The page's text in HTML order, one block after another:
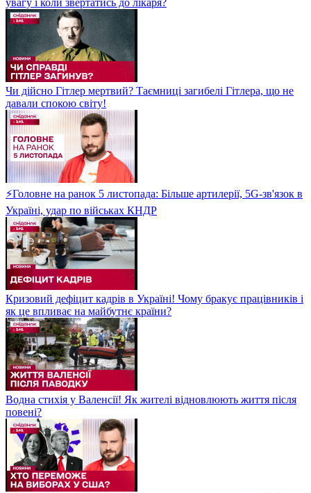
Чи дійсно Гітлер мертвий? Таємниці загибелі Гітлера, що не
давали спокою світу!
⚡Головне на ранок 5 листопада: Більше артилерії, 5G-зв'язок в
Україні, удар по військах КНДР
Кризовий дефіцит кадрів в Україні! Чому бракує працівників і
як це впливає на майбутнє країни?
Водна стихія у Валенсії! Як жителі відновлюють життя після
повені?